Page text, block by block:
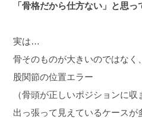
「骨格だから仕方ない」と思っ
実は…
骨そのものが大きいのではなく、
股関節の位置エラー
（骨頭が正しいポジションに
出っ張って見えているケースが